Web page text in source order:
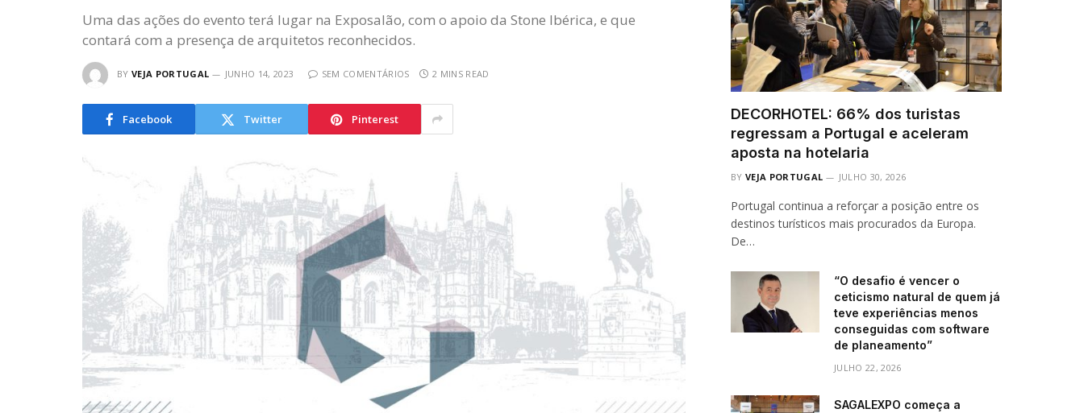
Uma das ações do evento terá lugar na Exposalão, com o apoio da Stone Ibérica, e que
contará com a presença de arquitetos reconhecidos.
BY VEJA PORTUGAL JUNHO 14, 2023 SEM COMENTÁRIOS 2 MINS READ
Facebook Twitter Pinterest
DECORHOTEL: 66% dos turistas
regressam a Portugal e aceleram
aposta na hotelaria
BY VEJA PORTUGAL JULHO 30, 2026
Portugal continua a reforçar a posição entre os
destinos turísticos mais procurados da Europa.
De…
“O desafio é vencer o
ceticismo natural de quem já
teve experiências menos
conseguidas com software
de planeamento”
JULHO 22, 2026
SAGALEXPO começa a